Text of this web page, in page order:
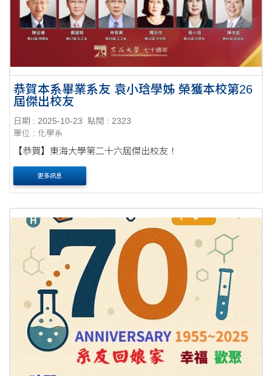
恭賀本系畢業系友 袁小琀學姊 榮獲本校第26
屆傑出校友
日期 : 2025-10-23
點閱 : 2323
單位 : 化學系
【恭賀】東海大學第二十六屆傑出校友！
更多訊息